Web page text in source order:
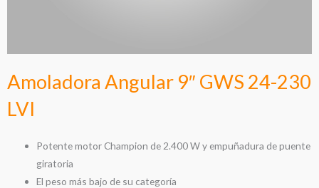
Amoladora Angular 9″ GWS 24-230
LVI
Potente motor Champion de 2.400 W y empuñadura de puente
giratoria
El peso más bajo de su categoría